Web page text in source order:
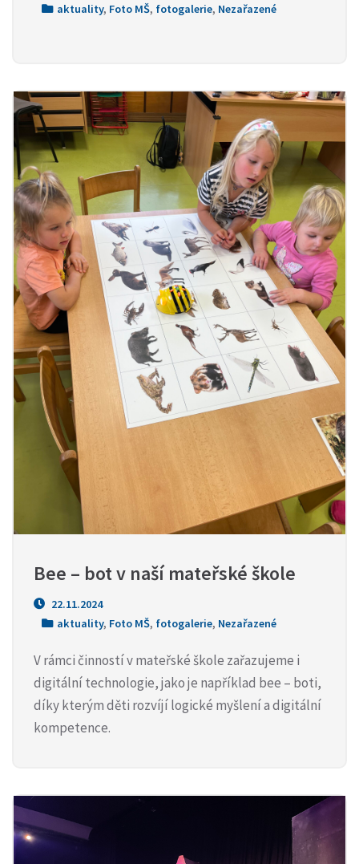
aktuality, Foto MŠ, fotogalerie, Nezařazené
Bee – bot v naší mateřské škole
22.11.2024
aktuality, Foto MŠ, fotogalerie, Nezařazené
V rámci činností v mateřské škole zařazujeme i
digitální technologie, jako je například bee – boti,
díky kterým děti rozvíjí logické myšlení a digitální
kompetence.